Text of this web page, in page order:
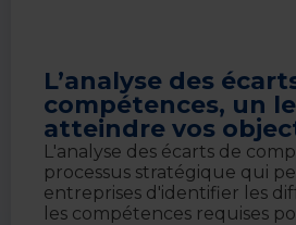
L’analyse des
compétences, un
atteindre vos
L'analyse des écarts de
processus stratégique qui
entreprises d'identifier les
les compétences requises